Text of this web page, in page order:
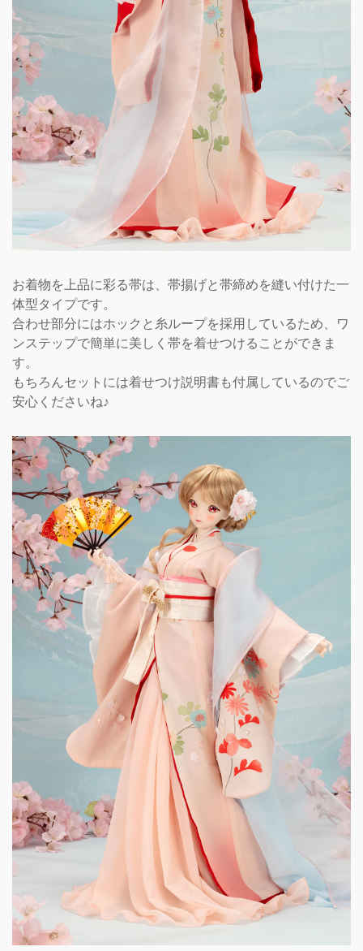
お着物を上品に彩る帯は、帯揚げと帯締めを縫い付けた一
体型タイプです。
合わせ部分にはホックと糸ループを採用しているため、ワ
ンステップで簡単に美しく帯を着せつけることができま
す。
もちろんセットには着せつけ説明書も付属しているのでご
安心くださいね♪